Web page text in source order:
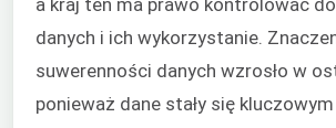
a kraj ten ma prawo kontrolować
danych i ich wykorzystanie.
suwerenności danych wzrosło w
ponieważ dane stały się